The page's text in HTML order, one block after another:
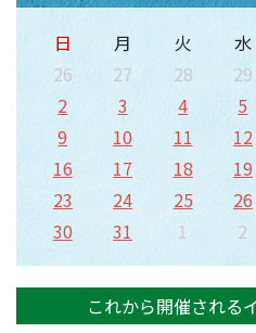
日 月 火 水
26
27 28 29
2
3 4 5
9
10 11 12
16
17 18 19
23
24 25 26
30
31 1 2
これから開催される